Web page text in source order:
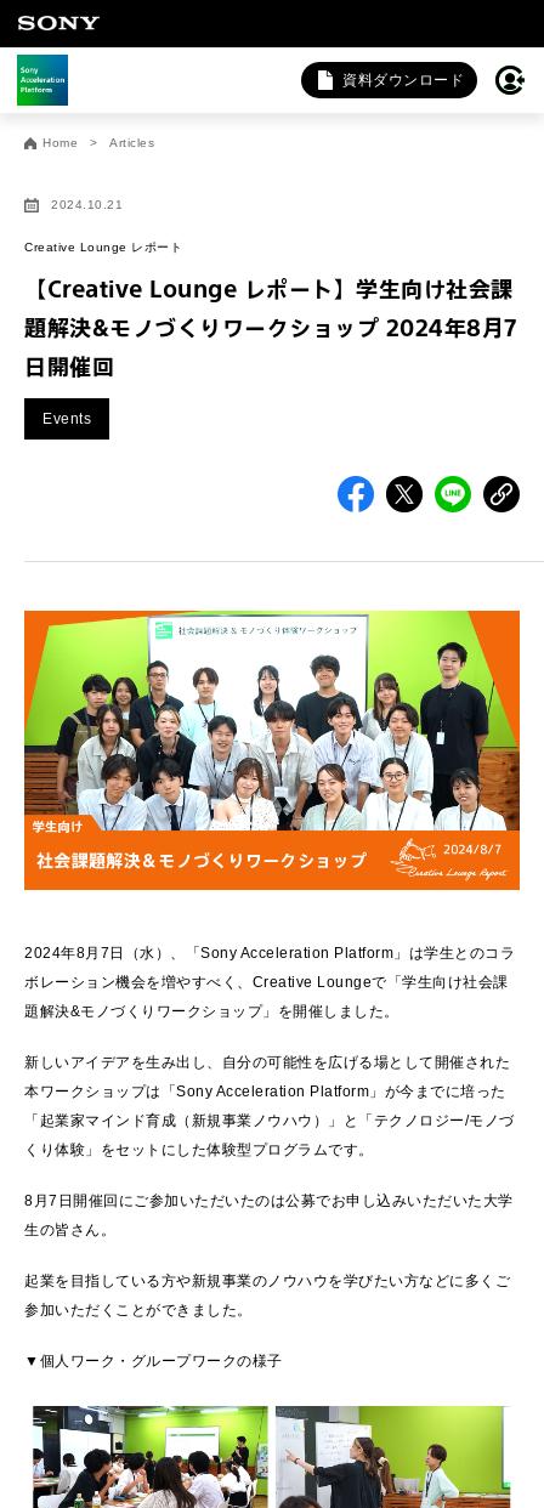
資料ダウンロード
Home Articles
2024.10.21
Creative Lounge レポート
【Creative Lounge レポート】学生向け社会課
題解決&モノづくりワークショップ 2024年8月7
日開催回
Events
2024年8月7日（水）、「Sony Acceleration Platform」は学生とのコラ
ボレーション機会を増やすべく、Creative Loungeで「学生向け社会課
題解決&モノづくりワークショップ」を開催しました。
新しいアイデアを生み出し、自分の可能性を広げる場として開催された
本ワークショップは「Sony Acceleration Platform」が今までに培った
「起業家マインド育成（新規事業ノウハウ）」と「テクノロジー/モノづ
くり体験」をセットにした体験型プログラムです。
8月7日開催回にご参加いただいたのは公募でお申し込みいただいた大学
生の皆さん。
起業を目指している方や新規事業のノウハウを学びたい方などに多くご
参加いただくことができました。
▼個人ワーク・グループワークの様子
お問い合わせ
法人向けサービスに関するご相談・お問い合わせは以下のボタ
法人お問い合わせ
FAQ&個人お問い合わせは以下のボタンからお願いします。